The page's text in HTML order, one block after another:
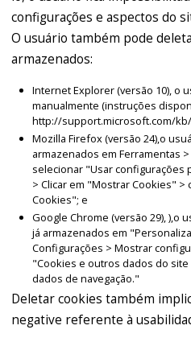
configurações e aspectos do
O usuário também pode
armazenados:
Internet Explorer (versão 10), o
manualmente (instruções
http://support.microsoft.com/kb/
Mozilla Firefox (versão 24),o
armazenados em Ferramentas
selecionar "Usar configurações
> Clicar em "Mostrar Cookies" >
Cookies"; e
Google Chrome (versão 29), ),o
já armazenados em
Configurações > Mostrar
"Cookies e outros dados do
dados de navegação."
Deletar cookies também
negative referente à